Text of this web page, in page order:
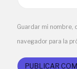
Guardar mi nombre,
navegador para la